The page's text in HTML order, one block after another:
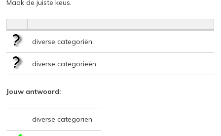
Maak de juiste keus.
diverse categoriën
diverse categorieën
Jouw antwoord:
diverse categoriën